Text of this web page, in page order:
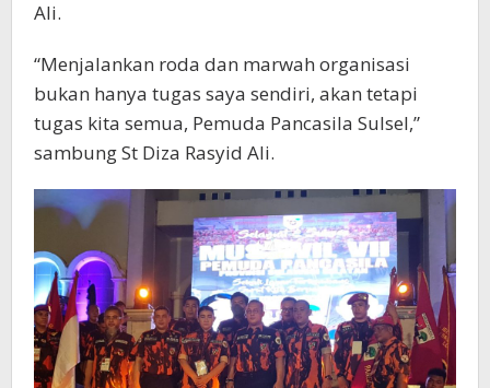
Ali.
“Menjalankan roda dan marwah organisasi
bukan hanya tugas saya sendiri, akan tetapi
tugas kita semua, Pemuda Pancasila Sulsel,”
sambung St Diza Rasyid Ali.